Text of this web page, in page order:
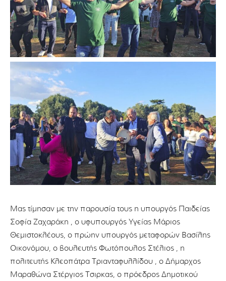
Μας τίμησαν με την παρουσία τους η υπουργός Παιδείας
Σοφία Ζαχαράκη , ο υφυπουργός Υγείας Μάριος
Θεμιστοκλέους, ο πρώην υπουργός μεταφορών Βασίλης
Οικονόμου, ο βουλευτής Φωτόπουλος Στέλιος , η
πολιτευτής Κλεοπάτρα Τριανταφυλλίδου , ο Δήμαρχος
Μαραθώνα Στέργιος Τσιρκας, ο πρόεδρος Δημοτικού